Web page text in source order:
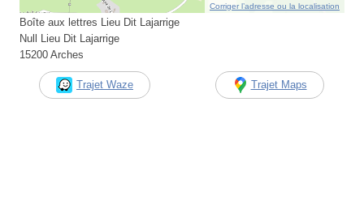
Corriger l’adresse ou la localisation
Boîte aux lettres Lieu Dit Lajarrige
Null Lieu Dit Lajarrige
15200 Arches
Trajet Waze Trajet Maps